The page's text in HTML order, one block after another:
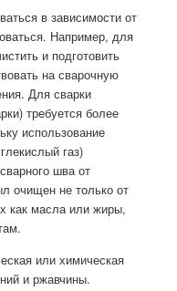
в зависимости от
Например, для
и подготовить
на сварочную
Для сварки
требуется более
использование
газ)
шва от
очищен не только от
как масла или жиры,
или химическая
и ржавчины.